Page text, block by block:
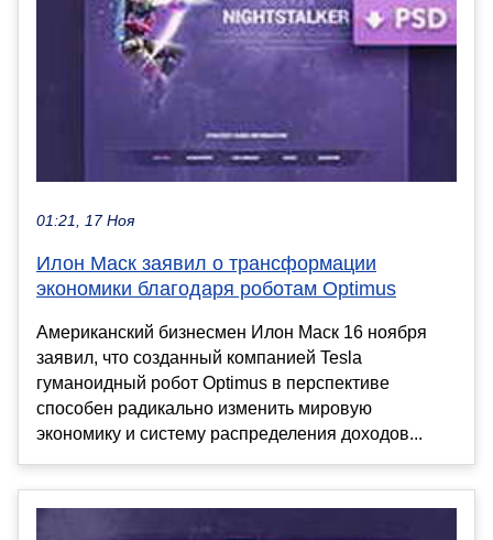
01:21, 17 Ноя
Илон Маск заявил о трансформации
экономики благодаря роботам Optimus
Американский бизнесмен Илон Маск 16 ноября
заявил, что созданный компанией Tesla
гуманоидный робот Optimus в перспективе
способен радикально изменить мировую
экономику и систему распределения доходов...